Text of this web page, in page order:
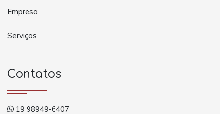
Empresa
Serviços
Contatos
19 98949-6407